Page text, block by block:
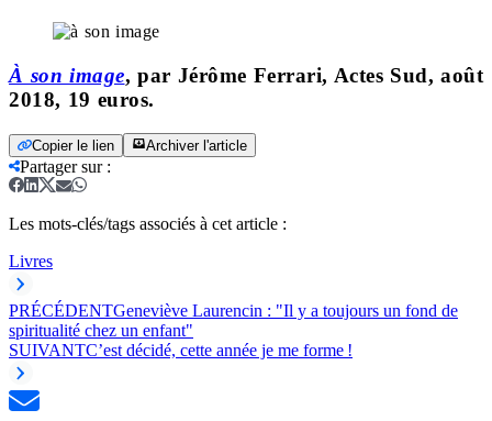
À son image, par Jérôme Ferrari, Actes Sud, août
2018, 19 euros.
Copier le lien Archiver l'article
Partager sur:
Les mots-clés/tags associés à cet article :
Livres
PRÉCÉDENTGeneviève Laurencin : "Il y a toujours un fond de
spiritualité chez un enfant"
SUIVANTC’est décidé, cette année je me forme !